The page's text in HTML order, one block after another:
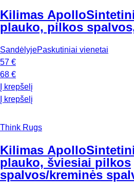
Kilimas Apollo
plauko, pilkos
SandėlyjePaskutiniai vienetai
57 €
68 €
Į krepšelį
Į krepšelį
Think Rugs
Kilimas Apollo
plauko, šviesiai pilkos
spalvos/kreminės